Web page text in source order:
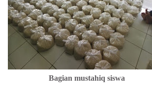
Bagian mustahiq siswa